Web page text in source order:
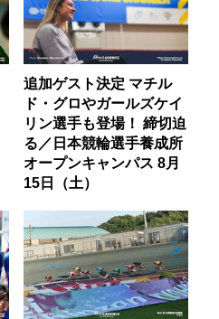
追加ゲスト決定 マチル
ド・グロやガールズケイ
リン選手も登場！ 締切迫
る／日本競輪選手養成所
オープンキャンパス 8月
15日（土）